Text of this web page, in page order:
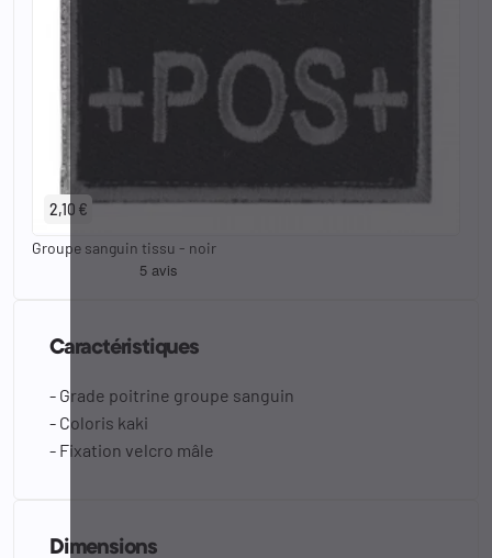
2,10 €
Groupe sanguin tissu - noir
Caractéristiques
- Grade poitrine groupe sanguin
- Coloris kaki
- Fixation velcro mâle
Dimensions